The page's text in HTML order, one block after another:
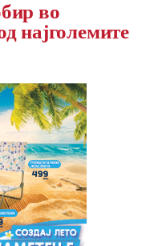
во
најголемите